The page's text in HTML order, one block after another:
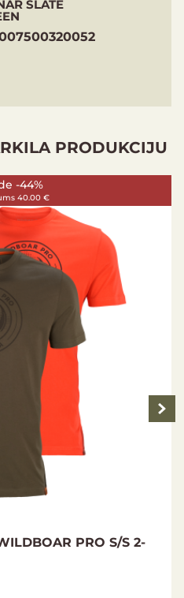
SLATE
PRODUKCIJU
-44%
40.00 €
PRO S/S 2-